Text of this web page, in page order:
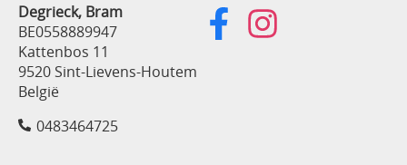
Degrieck, Bram
BE0558889947
Kattenbos 11
9520 Sint-Lievens-Houtem
België
0483464725